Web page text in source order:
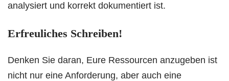
analysiert und korrekt dokumentiert ist.
Erfreuliches Schreiben!
Denken Sie daran, Eure Ressourcen anzugeben ist
nicht nur eine Anforderung, aber auch eine